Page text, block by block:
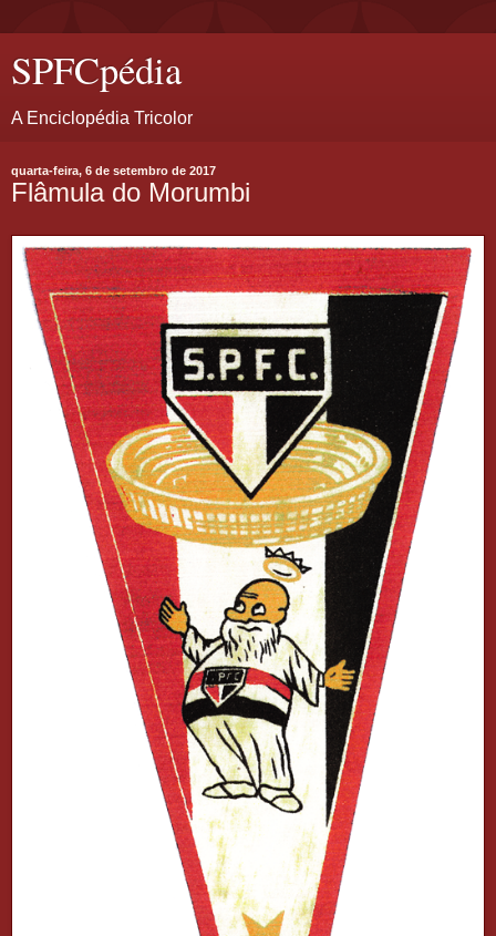
SPFCpédia
A Enciclopédia Tricolor
quarta-feira, 6 de setembro de 2017
Flâmula do Morumbi